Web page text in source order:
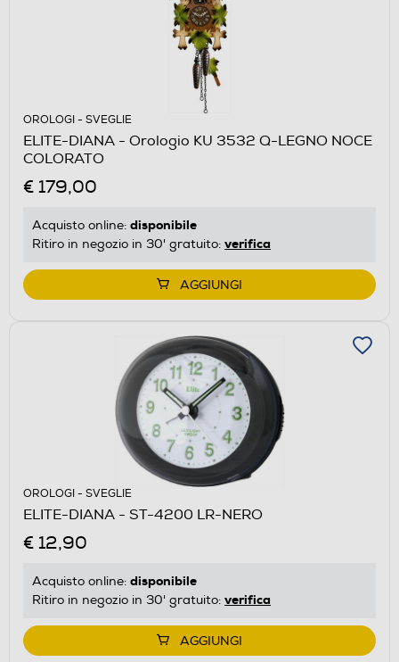
OROLOGI - SVEGLIE
ELITE-DIANA - Orologio KU 3532 Q-LEGNO NOCE
COLORATO
€ 179,00
Acquisto online: disponibile
Ritiro in negozio in 30' gratuito: verifica
AGGIUNGI
OROLOGI - SVEGLIE
ELITE-DIANA - ST-4200 LR-NERO
€ 12,90
Acquisto online: disponibile
Ritiro in negozio in 30' gratuito: verifica
AGGIUNGI